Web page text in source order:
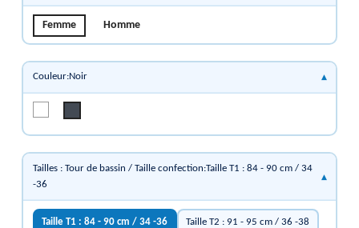
Femme Homme
Couleur:Noir
Tailles : Tour de bassin / Taille confection:Taille T1 : 84 - 90 cm / 34
-36
Taille T1 : 84 - 90 cm / 34 -36 Taille T2 : 91 - 95 cm / 36 -38